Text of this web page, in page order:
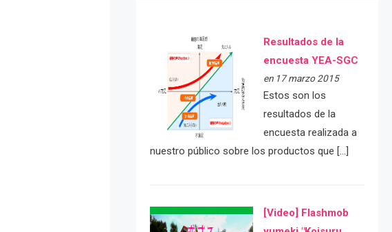
Resultados de la
encuesta YEA-SGC
en 17 marzo 2015
Estos son los
resultados de la
encuesta realizada a
nuestro público sobre los productos que […]
[Video] Flashmob